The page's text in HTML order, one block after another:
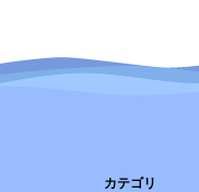
カテゴリ